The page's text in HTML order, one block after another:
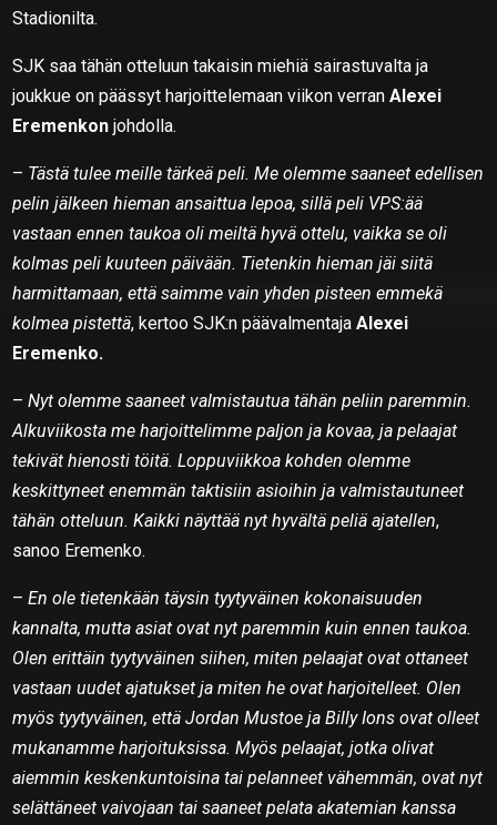
Stadionilta.
SJK saa tähän otteluun takaisin miehiä sairastuvalta ja
joukkue on päässyt harjoittelemaan viikon verranAlexei
Eremenkon johdolla.
– Tästä tulee meille tärkeä peli. Me olemme saaneet edellisen
pelin jälkeen hieman ansaittua lepoa, sillä peli VPS:ää
vastaan ennen taukoa oli meiltä hyvä ottelu, vaikka se oli
kolmas peli kuuteen päivään. Tietenkin hieman jäi siitä
harmittamaan, että saimme vain yhden pisteen emmekä
kolmea pistettä, kertoo SJK:n päävalmentajaAlexei
Eremenko.
–Nyt olemme saaneet valmistautua tähän peliin paremmin.
Alkuviikosta me harjoittelimme paljon ja kovaa, ja pelaajat
tekivät hienosti töitä. Loppuviikkoa kohden olemme
keskittyneet enemmän taktisiin asioihin ja valmistautuneet
tähän otteluun. Kaikki näyttää nyt hyvältä peliä ajatellen,
sanoo Eremenko.
–En ole tietenkään täysin tyytyväinen kokonaisuuden
kannalta, mutta asiat ovat nyt paremmin kuin ennen taukoa.
Olen erittäin tyytyväinen siihen, miten pelaajat ovat ottaneet
vastaan uudet ajatukset ja miten he ovat harjoitelleet. Olen
myös tyytyväinen, että Jordan Mustoe ja Billy Ions ovat olleet
mukanamme harjoituksissa. Myös pelaajat, jotka olivat
aiemmin keskenkuntoisina tai pelanneet vähemmän, ovat nyt
selättäneet vaivojaan tai saaneet pelata akatemian kanssa